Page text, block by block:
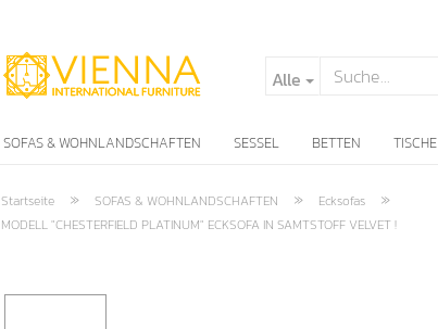
Alle
SOFAS & WOHNLANDSCHAFTEN SESSEL BETTEN TISCHE
Startseite » SOFAS & WOHNLANDSCHAFTEN » Ecksofas »
MODELL "CHESTERFIELD PLATINUM" ECKSOFA IN SAMTSTOFF VELVET !